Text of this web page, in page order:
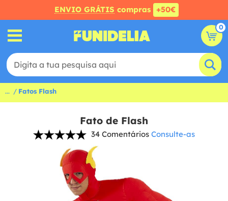
ENVIO GRÁTIS compras +50€
0
... Fatos Flash
Fato de Flash
34 Comentários Consulte-as